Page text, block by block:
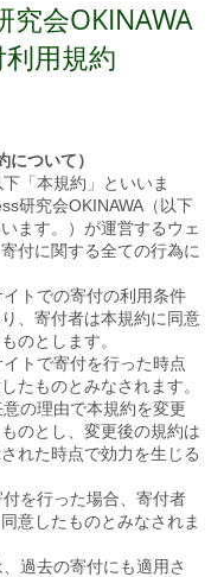
究会OKINAWA
用規約
ついて）
「本規約」といいま
研究会OKINAWA（以下
ます。）が運営するウェ
付に関する全ての行為に
トでの寄付の利用条件
、寄付者は本規約に同意
のとします。
トで寄付を行った時点
たものとみなされます。
の理由で本規約を変更
のとし、変更後の規約は
れた時点で効力を生じる
を行った場合、寄付者
意したものとみなされま
過去の寄付にも適用さ